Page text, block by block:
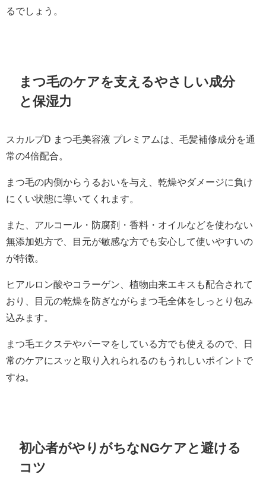
るでしょう。
まつ毛のケアを支えるやさしい成分
と保湿力
スカルプD まつ毛美容液 プレミアムは、毛髪補修成分を通
常の4倍配合。
まつ毛の内側からうるおいを与え、乾燥やダメージに負け
にくい状態に導いてくれます。
また、アルコール・防腐剤・香料・オイルなどを使わない
無添加処方で、目元が敏感な方でも安心して使いやすいの
が特徴。
ヒアルロン酸やコラーゲン、植物由来エキスも配合されて
おり、目元の乾燥を防ぎながらまつ毛全体をしっとり包み
込みます。
まつ毛エクステやパーマをしている方でも使えるので、日
常のケアにスッと取り入れられるのもうれしいポイントで
すね。
初心者がやりがちなNGケアと避ける
コツ